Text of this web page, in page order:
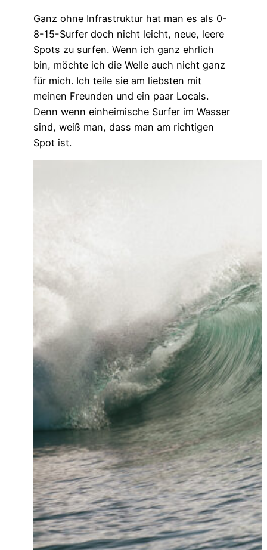
Ganz ohne Infrastruktur hat man es als 0-
8-15-Surfer doch nicht leicht, neue, leere
Spots zu surfen. Wenn ich ganz ehrlich
bin, möchte ich die Welle auch nicht ganz
für mich. Ich teile sie am liebsten mit
meinen Freunden und ein paar Locals.
Denn wenn einheimische Surfer im Wasser
sind, weiß man, dass man am richtigen
Spot ist.